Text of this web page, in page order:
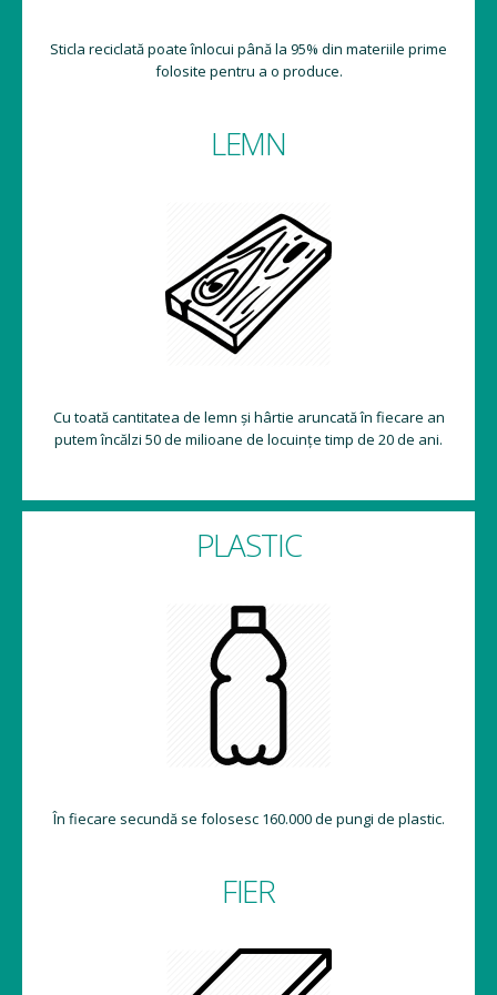
Sticla reciclată poate înlocui până la 95% din materiile prime
folosite pentru a o produce.
LEMN
Cu toată cantitatea de lemn și hârtie aruncată în fiecare an
putem încălzi 50 de milioane de locuințe timp de 20 de ani.
PLASTIC
În fiecare secundă se folosesc 160.000 de pungi de plastic.
FIER